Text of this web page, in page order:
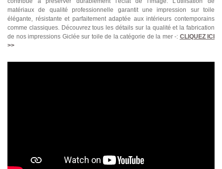
matériaux de qualité professionnelle garantit une impression sur toile
élégante, résistante et parfaitement adaptée aux intérieurs contemporains
comme classiques. Découvrez tous les détails sur la qualité et la fabrication
de nos impressions Giclée sur toile de la catégorie de la mer -: CLIQUEZ ICI
>>